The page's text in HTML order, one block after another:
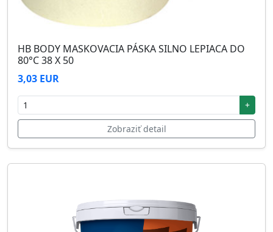
HB BODY MASKOVACIA PÁSKA SILNO LEPIACA DO
80°C 38 X 50
3,03 EUR
+
Zobraziť detail